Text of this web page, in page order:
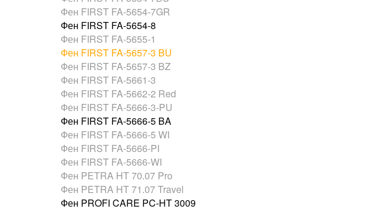
Фен FIRST FA-5654-7GR
Фен FIRST FA-5654-8
Фен FIRST FA-5655-1
Фен FIRST FA-5657-3 BU
Фен FIRST FA-5657-3 BZ
Фен FIRST FA-5661-3
Фен FIRST FA-5662-2 Red
Фен FIRST FA-5666-3-PU
Фен FIRST FA-5666-5 BA
Фен FIRST FA-5666-5 WI
Фен FIRST FA-5666-PI
Фен FIRST FA-5666-WI
Фен PETRA HT 70.07 Pro
Фен PETRA HT 71.07 Travel
Фен PROFI CARE PC-HT 3009